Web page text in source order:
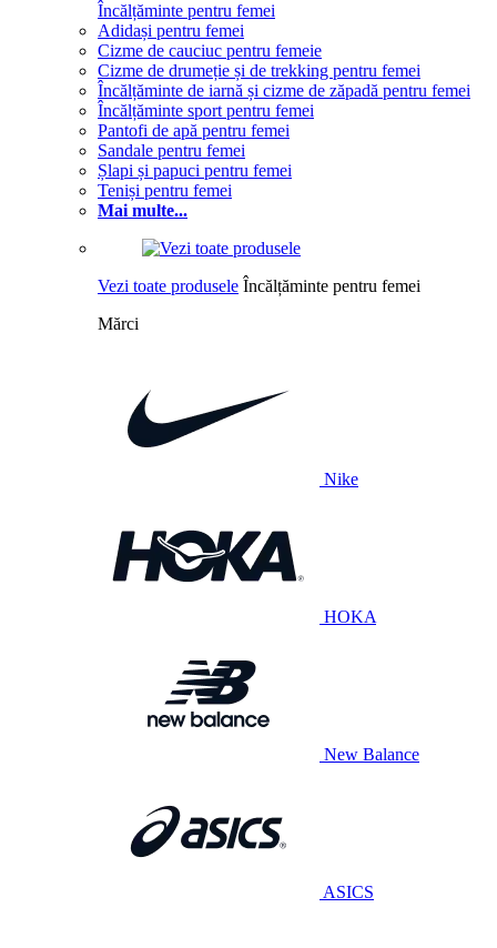
Încălțăminte pentru femei
Adidași pentru femei
Cizme de cauciuc pentru femeie
Cizme de drumeție și de trekking pentru femei
Încălțăminte de iarnă și cizme de zăpadă pentru femei
Încălțăminte sport pentru femei
Pantofi de apă pentru femei
Sandale pentru femei
Șlapi și papuci pentru femei
Teniși pentru femei
Mai multe...
Vezi toate produsele Încălțăminte pentru femei
Mărci
Nike
HOKA
New Balance
ASICS